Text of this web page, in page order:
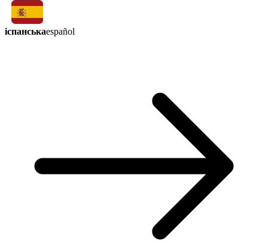
іспанськаespañol